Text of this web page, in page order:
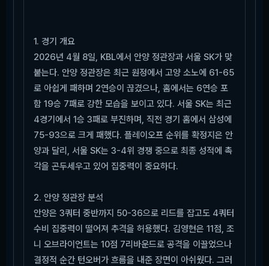
1. 경기 개요
2026년 4월 8일, KBL에서 안양 정관장과 서울 SK가 맞
붙는다. 안양 정관장은 최근 원정에서 고양 소노에 61-65
로 아쉽게 패하며 2연승이 끊겼으나, 홈에서는 6연승 포
함 19승 7패로 강한 모습을 보이고 있다. 서울 SK는 최근
4경기에서 1승 3패로 부진하며, 직전 경기 홈에서 삼성에
75-93으로 크게 패했다. 플레이오프 순위를 확정지은 안
양과 달리, 서울 SK는 3-4위 경쟁 중으로 최종 성적에 촉
각을 곤두세우고 있어 집중력이 중요하다.
2. 안양 정관장 분석
안양은 3쿼터 중반까지 50-36으로 리드를 잡고도 4쿼터
수비 집중력이 떨어져 추격을 허용했다. 김영현은 11점, 조
니 오브라이언트는 10점 7리바운드로 공격을 이끌었으나
결정적 순간 턴오버가 흐름을 내준 장면이 아쉬웠다. 그러